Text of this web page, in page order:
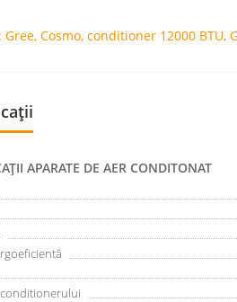
Gree, Cosmo, conditioner 12000 BTU,
APARATE DE AER CONDITONAT